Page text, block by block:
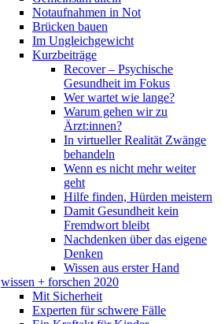
Notaufnahmen in Not
Brücken bauen
Im Ungleichgewicht
Kurzbeiträge
Recover – Psychische
Gesundheit im Fokus
Wer wartet wie lange?
Warum gehen wir zu
Ärzt:innen?
In virtueller Realität Zwänge
behandeln
Wenn es nicht mehr weiter
geht
Hilfe finden, Hürden meistern
Damit Gesundheit kein
Fremdwort bleibt
Nachdenken über das eigene
Denken
Wissen aus erster Hand
wissen + forschen 2020
Mit Sicherheit
Experten für schwere Fälle